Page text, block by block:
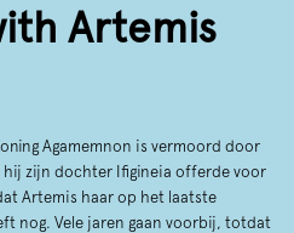
Artemis
Agamemnon is vermoord door
zijn dochter Ifigineia offerde voor
Artemis haar op het laatste
nog. Vele jaren gaan voorbij, totdat